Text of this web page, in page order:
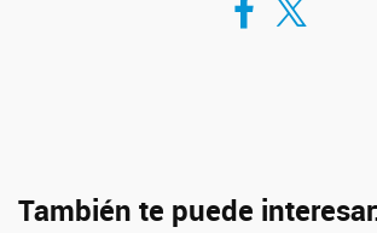
También te puede